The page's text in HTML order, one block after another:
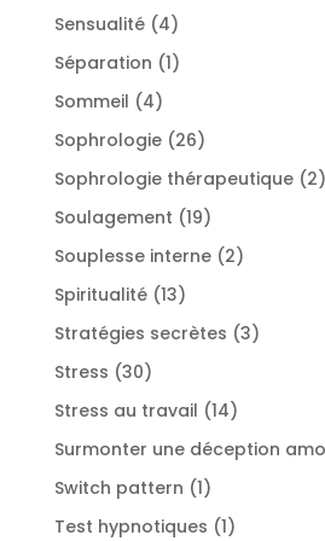
Sensualité 44
produits
Séparation 11
Sommeil 44
produits
Sophrologie 2626
produits
Sophrologie thérapeutique 22
Soulagement 1919
produits
Souplesse interne 22
Spiritualité 1313
produits
Stratégies secrètes 33
Stress 3030
produits
Stress au travail 1414
produits
Surmonter une déception
Switch pattern 11
produit
Test hypnotiques 11